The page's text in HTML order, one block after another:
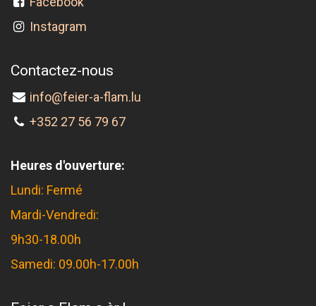
Instagram
Contactez-nous
info@feier-a-flam.lu
+352 27 56 79 67
Heures d'ouverture:
Lundi: Fermé
Mardi-Vendredi:
9h30-18.00h
Samedi: 09.00h-17.00h